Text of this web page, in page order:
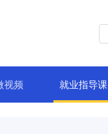
视频 就业指导课